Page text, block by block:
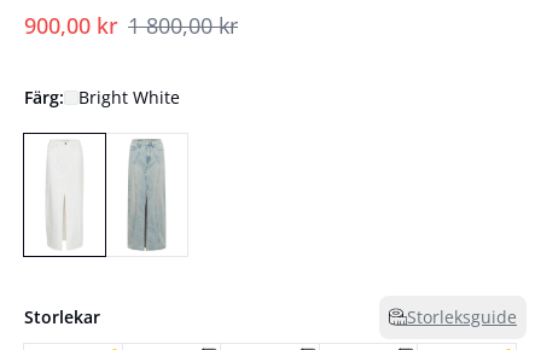
900,00 kr 1 800,00 kr
Färg: Bright White
Storlekar Storleksguide